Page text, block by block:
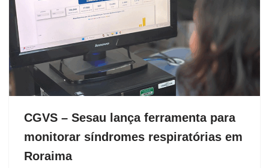
CGVS – Sesau lança ferramenta para
monitorar síndromes respiratórias em
Roraima